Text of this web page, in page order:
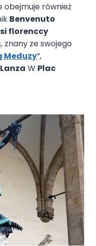
obejmuje również
Benvenuto
florenccy
znany ze swojego
Meduzy”,
W Plac